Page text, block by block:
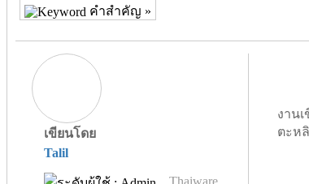
คำสำคัญ »
เขียนโดย
Talil
Thaiware
งาน
ตะห